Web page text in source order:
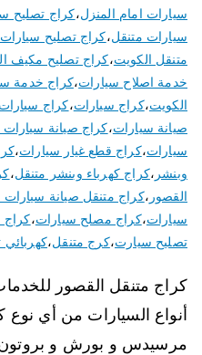
سيارات امام المنزل،كراج تصليح
سيارات متنقل،كراج تصليح
متنقل الكويت،كراج تصليح مكيف
خدمة اصلاح سيارات،كراج خدمة
الكويت،كراج سيارات،كراج
صيانة سيارات،كراج صيانة سيارات
سيارات،كراج قطع غيار سيارات،
وبنشر ،كراج كهرباء وبنشر متنقل،
القصور ،كراج متنقل صيانة سيارات
سيارات،كراج مصلح سيارات،كراج
تصليح سيارت،كرج متنقل،
كراج متنقل القصور
أنواع السيارات من أي نوع
مرسيدس و بورش و بروتون